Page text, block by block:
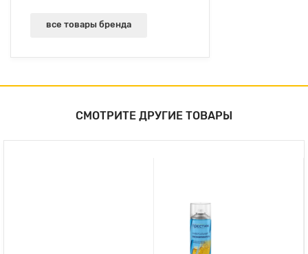
все товары бренда
СМОТРИТЕ ДРУГИЕ ТОВАРЫ